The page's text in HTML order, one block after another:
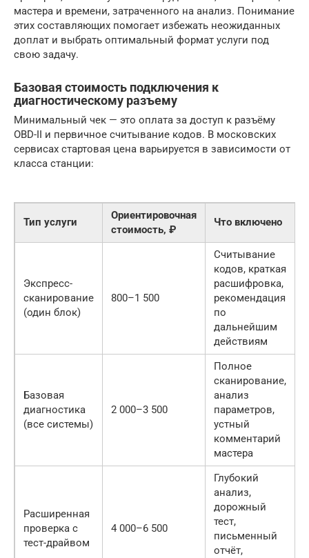
мастера и времени, затраченного на анализ. Понимание
этих составляющих помогает избежать неожиданных
доплат и выбрать оптимальный формат услуги под
свою задачу.
Базовая стоимость подключения к
диагностическому разъему
Минимальный чек — это оплата за доступ к разъёму
OBD-II и первичное считывание кодов. В московских
сервисах стартовая цена варьируется в зависимости от
класса станции:
Тип услуги
Ориентировочная
стоимость, ₽
Что включено
Экспресс-
сканирование
(один блок)
800–1 500
Считывание
кодов, краткая
расшифровка,
рекомендация
по
дальнейшим
действиям
Базовая
диагностика
(все системы)
2 000–3 500
Полное
сканирование,
анализ
параметров,
устный
комментарий
мастера
Расширенная
проверка с
тест-драйвом
4 000–6 500
Глубокий
анализ,
дорожный
тест,
письменный
отчёт,